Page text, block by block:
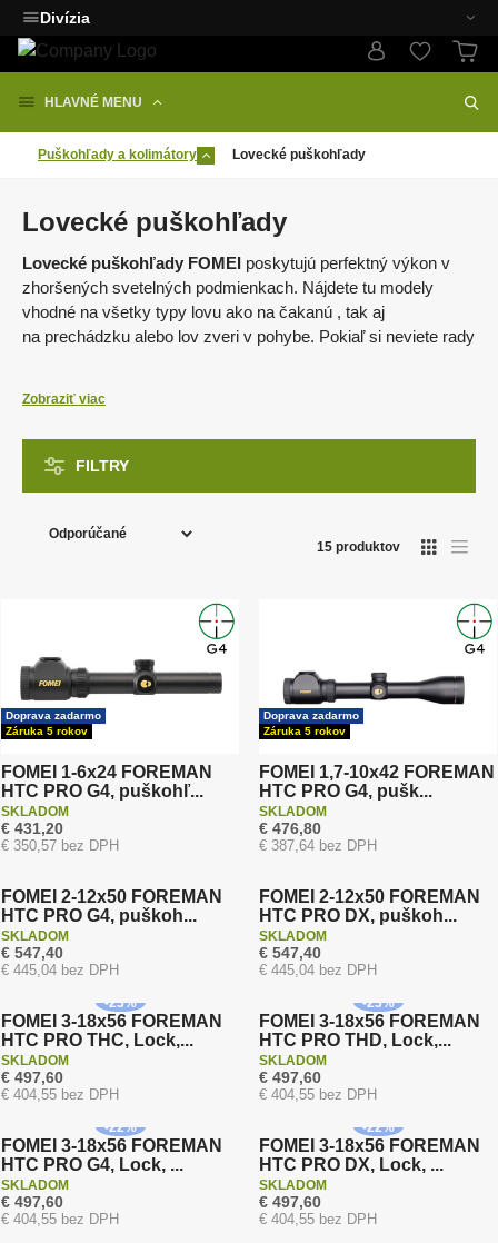
Divízia
HLAVNÉ MENU
Puškohľady a kolimátory Lovecké puškohľady
Lovecké puškohľady
Lovecké puškohľady FOMEI poskytujú perfektný výkon v
zhoršených svetelných podmienkach. Nájdete tu modely
vhodné na všetky typy lovu ako na čakanú , tak aj
na prechádzku alebo lov zveri v pohybe. Pokiaľ si neviete rady
Hlavné výhody puškohľadov FOMEI:
odolnosťpuškohľadov zodpovedajúcej ráže .375 H&H Mag
● záručný a pozáručný servis v ČR
puškohľady FOREMAN– puškohľady s perfektnou
●
puškohľady BEATER II – výkonné puškohľady
strednej triedy
●
– otvorené kolimátory a tubusové
kolimátory
Zobraziť viac
FILTRY
e
p
r
o
d
u
k
t
v
15produktov
Doprava zadarmo
Záruka 5 rokov
FOMEI 1-6x24 FOREMAN
HTC PRO G4, puškohľ...
€ 431,20
€ 350,57 bez DPH
SKLADOM
Doprava zadarmo
Záruka 5 rokov
FOMEI 1,7-10x42 FOREMAN
HTC PRO G4, pušk...
€ 476,80
€ 387,64 bez DPH
SKLADOM
Doprava zadarmo
Záruka 5 rokov
FOMEI 2-12x50 FOREMAN
HTC PRO G4, puškoh...
€ 547,40
€ 445,04 bez DPH
SKLADOM
Doprava zadarmo
Záruka 5 rokov
FOMEI 2-12x50 FOREMAN
HTC PRO DX, puškoh...
€ 547,40
€ 445,04 bez DPH
SKLADOM
-23%
Akcia
Doprava zadarmo
Záruka 5 rokov
FOMEI 3-18x56 FOREMAN
HTC PRO THC, Lock,...
€ 497,60
€ 404,55 bez DPH
SKLADOM
-23%
Akcia
Doprava zadarmo
Záruka 5 rokov
FOMEI 3-18x56 FOREMAN
HTC PRO THD, Lock,...
€ 497,60
€ 404,55 bez DPH
SKLADOM
-22%
Akcia
Doprava zadarmo
Záruka 5 rokov
FOMEI 3-18x56 FOREMAN
HTC PRO G4, Lock, ...
€ 497,60
€ 404,55 bez DPH
SKLADOM
-22%
Akcia
Doprava zadarmo
Záruka 5 rokov
FOMEI 3-18x56 FOREMAN
HTC PRO DX, Lock, ...
€ 497,60
€ 404,55 bez DPH
SKLADOM
Doprava zadarmo
Záruka 5 rokov
Doprava zadarmo
Záruka 5 rokov